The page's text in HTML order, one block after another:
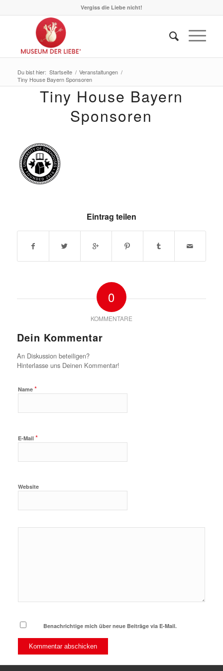
Vergiss die Liebe nicht!
Du bist hier: Startseite / Veranstaltungen /
Tiny House Bayern Sponsoren
Tiny House Bayern
Sponsoren
Eintrag teilen
0
KOMMENTARE
Dein Kommentar
An Diskussion beteiligen?
Hinterlasse uns Deinen Kommentar!
Name *
E-Mail *
Website
Benachrichtige mich über neue Beiträge via E-Mail.